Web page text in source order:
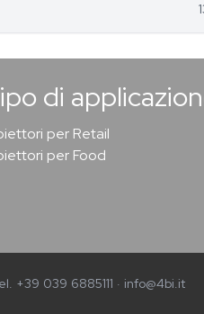
di
per Retail
per Food
+39 039 6885111 · info@4bi.it